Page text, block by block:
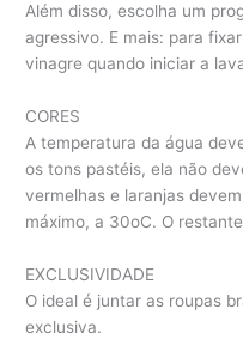
Além disso, escolha um
agressivo. E mais: para
vinagre quando iniciar a
CORES
A temperatura da água
os tons pastéis, ela não
vermelhas e laranjas
máximo, a 30oC. O
EXCLUSIVIDADE
O ideal é juntar as roupas
exclusiva.